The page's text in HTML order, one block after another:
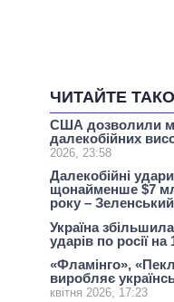
ЧИТАЙТЕ
США дозволили
далекобійних
2026, 23:58
Далекобійні
щонайменше $7
року – Зеленський
Україна
ударів по росії на
«Фламінго»,
виробляє
квітня 2026, 17:23